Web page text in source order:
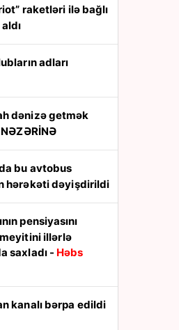
hərəkəti dəyişdirildi
illərlə
saxladı - Həbs